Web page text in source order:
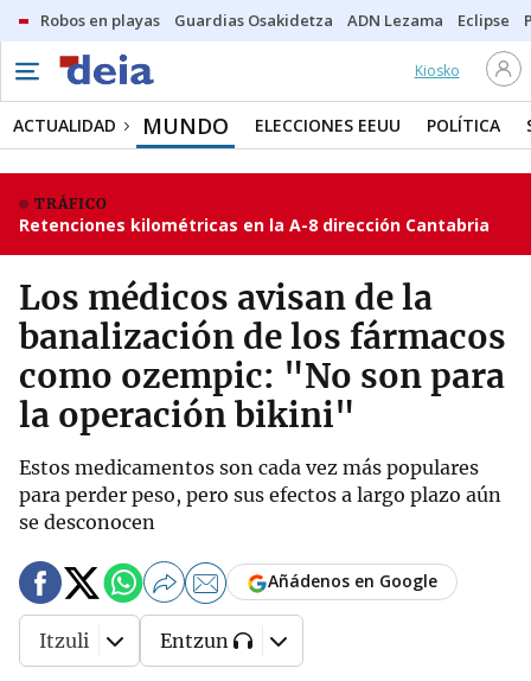
Robos en playas Guardias Osakidetza ADN Lezama Eclipse
Kiosko
ACTUALIDAD MUNDO ELECCIONES EEUU POLÍTICA
TRÁFICO
Retenciones kilométricas en la A-8 dirección Cantabria
Los médicos avisan de la
banalización de los fármacos
como ozempic: "No son para
la operación bikini"
Estos medicamentos son cada vez más populares
para perder peso, pero sus efectos a largo plazo aún
se desconocen
Añádenos en Google
Itzuli Entzun